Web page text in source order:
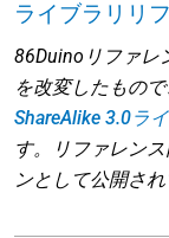
ライブラリリ
86Duinoリファレ
を改変したもので
ShareAlike 3.0ラ
す。リファレン
ンとして公開され